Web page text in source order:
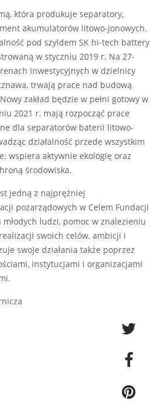
która produkuje separatory,
akumulatorów litowo-jonowych.
pod szyldem SK hi-tech battery
w styczniu 2019 r. Na 27-
inwestycyjnych w dzielnicy
trwają prace nad budową
zakład będzie w pełni gotowy w
2021 r. mają rozpocząć prace
dla separatorów baterii litowo-
działalność przede wszystkim
wspiera aktywnie ekologię oraz
środowiska.
jedną z najprężniej
pozarządowych w Celem Fundacji
ludzi, pomoc w znalezieniu
swoich celów, ambicji i
swoje działania także poprzez
instytucjami i organizacjami